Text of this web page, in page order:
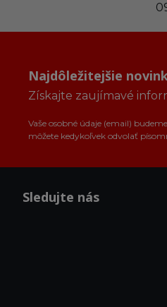
Najdôležitejšie
Získajte zaujímavé
Vaše osobné údaje (email)
môžete kedykoľvek odvolať
Sledujte nás